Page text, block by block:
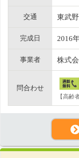
交通 東武
完成日 2016
事業者 株式
問合わせ
【高齢